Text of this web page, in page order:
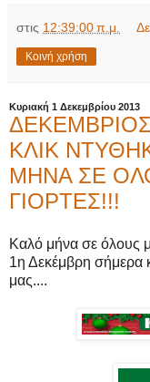
στις 12:39:00 π.μ.
Κοινή χρήση
Κυριακή 1 Δεκεμβρίου 2013
ΚΛΙΚ
ΜΗΝΑ ΣΕ
ΓΙΟΡΤΕΣ!!!
Καλό μήνα σε όλους
1η Δεκέμβρη σήμερα
μας....